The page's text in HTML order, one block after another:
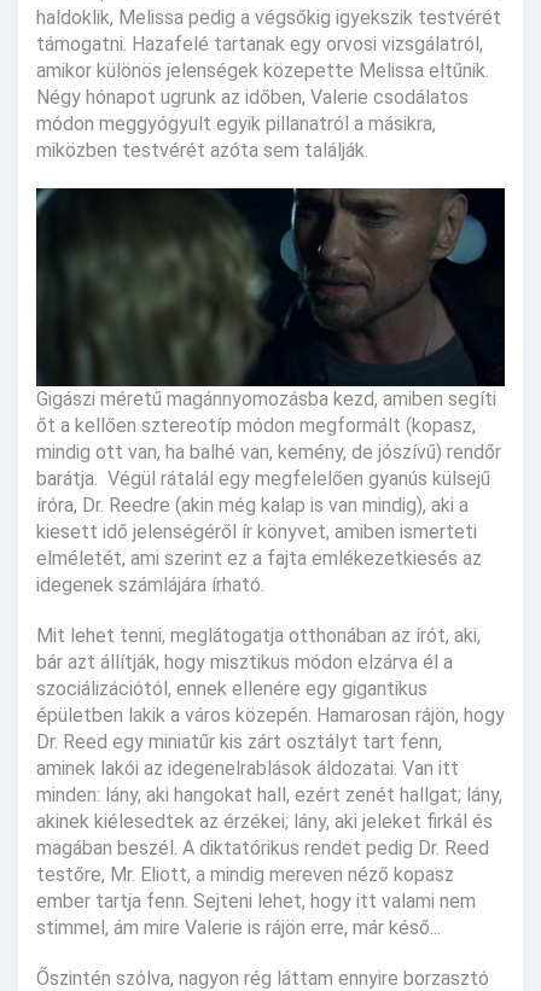
haldoklik, Melissa pedig a végsőkig igyekszik testvérét
támogatni. Hazafelé tartanak egy orvosi vizsgálatról,
amikor különös jelenségek közepette Melissa eltűnik.
Négy hónapot ugrunk az időben, Valerie csodálatos
módon meggyógyult egyik pillanatról a másikra,
miközben testvérét azóta sem találják.
Gigászi méretű magánnyomozásba kezd, amiben segíti
őt a kellően sztereotíp módon megformált (kopasz,
mindig ott van, ha balhé van, kemény, de jószívű) rendőr
barátja. Végül rátalál egy megfelelően gyanús külsejű
íróra, Dr. Reedre (akin még kalap is van mindig), aki a
kiesett idő jelenségéről ír könyvet, amiben ismerteti
elméletét, ami szerint ez a fajta emlékezetkiesés az
idegenek számlájára írható.
Mit lehet tenni, meglátogatja otthonában az írót, aki,
bár azt állítják, hogy misztikus módon elzárva él a
szociálizációtól, ennek ellenére egy gigantikus
épületben lakik a város közepén. Hamarosan rájön, hogy
Dr. Reed egy miniatűr kis zárt osztályt tart fenn,
aminek lakói az idegenelrablások áldozatai. Van itt
minden: lány, aki hangokat hall, ezért zenét hallgat; lány,
akinek kiélesedtek az érzékei; lány, aki jeleket firkál és
magában beszél. A diktatórikus rendet pedig Dr. Reed
testőre, Mr. Eliott, a mindig mereven néző kopasz
ember tartja fenn. Sejteni lehet, hogy itt valami nem
stimmel, ám mire Valerie is rájön erre, már késő...
Őszintén szólva, nagyon rég láttam ennyire borzasztó